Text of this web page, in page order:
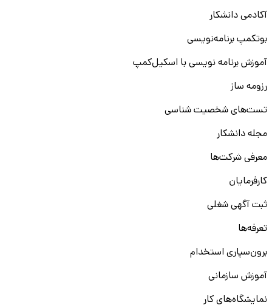
آکادمی دانشکار
بوتکمپ برنامه‌نویسی
آموزش برنامه نویسی با اسکیل‌کمپ
رزومه ساز
تست‌های شخصیت شناسی
مجله دانشکار
معرفی شرکت‌ها
کارفرمایان
ثبت آگهی شغلی
تعرفه‌ها
برون‌سپاری استخدام
آموزش سازمانی
نمایشگاه‌های کار